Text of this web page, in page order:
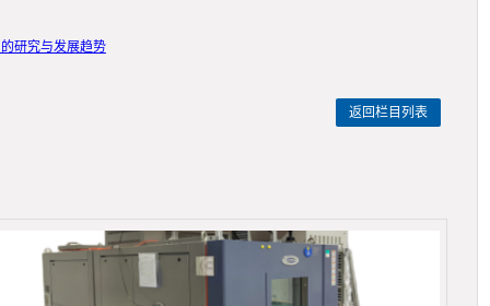
研究与发展趋势
返回栏目列表